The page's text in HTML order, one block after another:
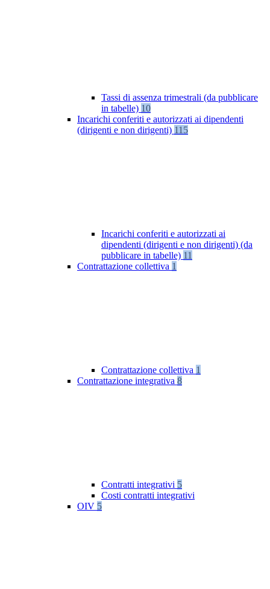
Tassi di assenza trimestrali (da pubblicare
in tabelle) 10
Incarichi conferiti e autorizzati ai dipendenti
(dirigenti e non dirigenti) 115
Incarichi conferiti e autorizzati ai
dipendenti (dirigenti e non dirigenti) (da
pubblicare in tabelle) 11
Contrattazione collettiva 1
Contrattazione collettiva 1
Contrattazione integrativa 8
Contratti integrativi 5
Costi contratti integrativi
OIV 5